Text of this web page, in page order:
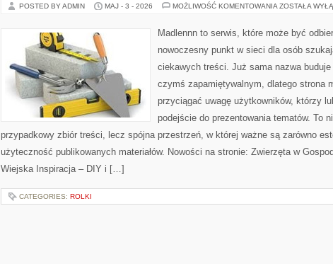
POSTED BY ADMIN MAJ - 3 - 2026 MOŻLIWOŚĆ KOMENTOWANIA ŻYCIE
ZOSTAŁA
Madlennn to serwis, które może być
nowoczesny punkt w sieci dla osób
ciekawych treści. Już sama nazwa
czymś zapamiętywalnym, dlatego strona
przyciągać uwagę użytkowników, którzy
podejście do prezentowania tematów. To
przypadkowy zbiór treści, lecz spójna przestrzeń, w której ważne są zarówno
użyteczność publikowanych materiałów. Nowości na stronie: Zwierzęta w
Wiejska Inspiracja – DIY i […]
CATEGORIES: ROLKI